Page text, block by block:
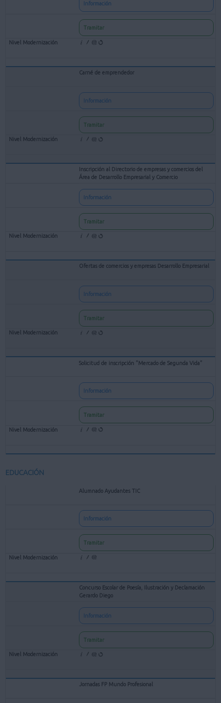
Información
Tramitar
Carné de emprendedor
Información
Tramitar
Inscripción al Directorio de empresas y comercios del
Área de Desarrollo Empresarial y Comercio
Información
Tramitar
Ofertas de comercios y empresas Desarrollo Empresarial
Información
Tramitar
Solicitud de inscripción "Mercado de Segunda Vida"
Información
Tramitar
EDUCACIÓN
Alumnado Ayudantes TIC
Información
Tramitar
Concurso Escolar de Poesía, Ilustración y Declamación
Gerardo Diego
Información
Tramitar
Jornadas FP Mundo Profesional